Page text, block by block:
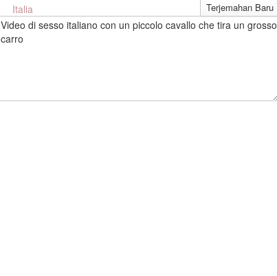
Italia
Video di sesso italiano con un piccolo cavallo che tira un grosso
carro